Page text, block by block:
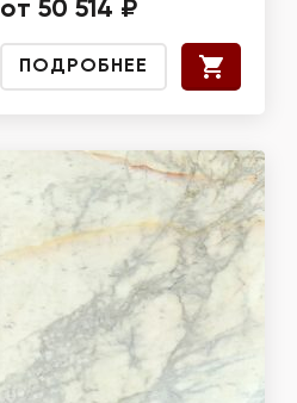
от 50 514 ₽
ПОДРОБНЕЕ